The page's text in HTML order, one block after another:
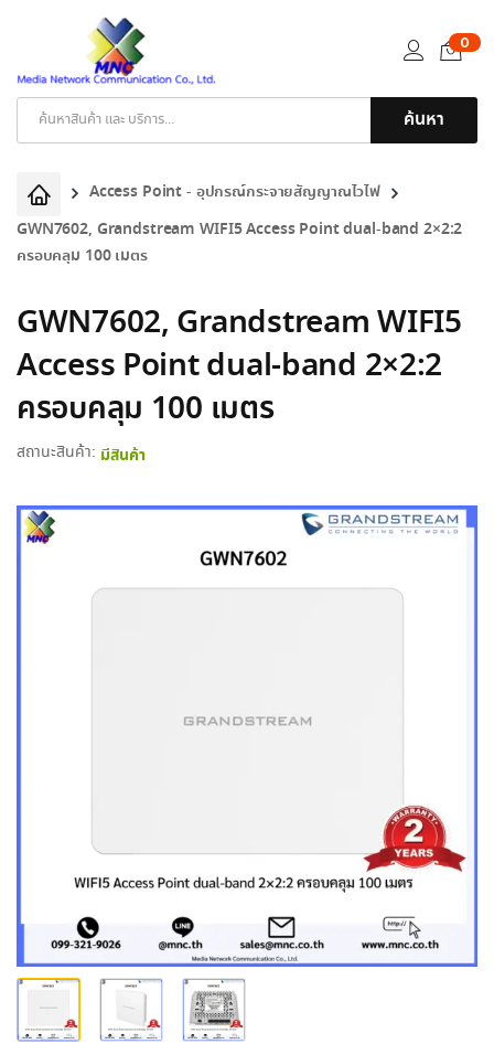
ค้นหา
0
Access Point - อุปกรณ์กระจายสัญญาณไวไฟ
GWN7602, Grandstream WIFI5 Access Point dual-band 2×2:2
ครอบคลุม 100 เมตร
GWN7602, Grandstream WIFI5
Access Point dual-band 2×2:2
ครอบคลุม 100 เมตร
สถานะสินค้า: มีสินค้า